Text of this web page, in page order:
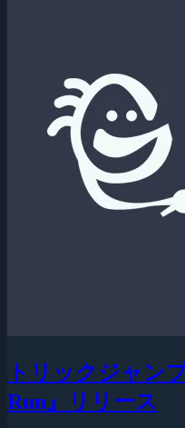
トリックジャン
Run』リリース